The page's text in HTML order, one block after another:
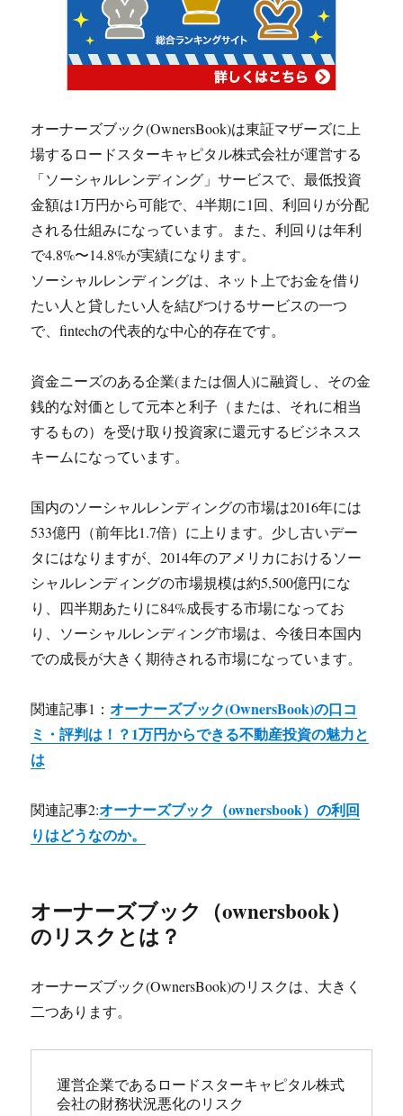
オーナーズブック(OwnersBook)は東証マザーズに上
場するロードスターキャピタル株式会社が運営する
「ソーシャルレンディング」サービスで、最低投資
金額は1万円から可能で、4半期に1回、利回りが分配
される仕組みになっています。また、利回りは年利
で4.8%〜14.8%が実績になります。
ソーシャルレンディングは、ネット上でお金を借り
たい人と貸したい人を結びつけるサービスの一つ
で、fintechの代表的な中心的存在です。
資金ニーズのある企業(または個人)に融資し、その金
銭的な対価として元本と利子（または、それに相当
するもの）を受け取り投資家に還元するビジネスス
キームになっています。
国内のソーシャルレンディングの市場は2016年には
533億円（前年比1.7倍）に上ります。少し古いデー
タにはなりますが、2014年のアメリカにおけるソー
シャルレンディングの市場規模は約5,500億円にな
り、四半期あたりに84%成長する市場になってお
り、ソーシャルレンディング市場は、今後日本国内
での成長が大きく期待される市場になっています。
関連記事1：オーナーズブック(OwnersBook)の口コ
ミ・評判は！？1万円からできる不動産投資の魅力と
は
関連記事2:オーナーズブック（ownersbook）の利回
りはどうなのか。
オーナーズブック（ownersbook）
のリスクとは？
オーナーズブック(OwnersBook)のリスクは、大きく
二つあります。
運営企業であるロードスターキャピタル株式
会社の財務状況悪化のリスク